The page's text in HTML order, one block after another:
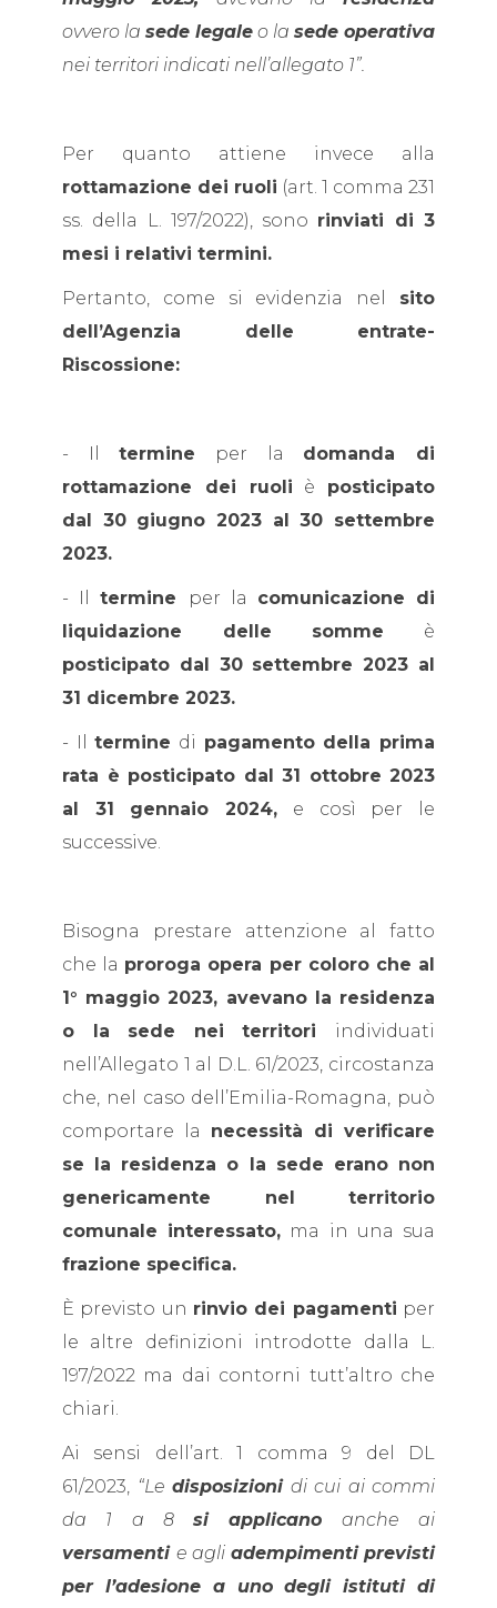
ovvero la sede legale o la sede operativa
nei territori indicati nell’allegato 1”.
Per quanto attiene invece alla
rottamazione dei ruoli (art. 1 comma 231
ss. della L. 197/2022), sono rinviati di 3
mesi i relativi termini.
Pertanto, come si evidenzia nel sito
dell’Agenzia delle entrate-
Riscossione:
- Iltermine per la domanda di
rottamazione dei ruoli è posticipato
dal 30 giugno 2023 al 30 settembre
2023.
- Iltermine per la comunicazione di
liquidazione delle somme è
posticipato dal 30 settembre 2023 al
31 dicembre 2023.
- Iltermine di pagamento della prima
rata è posticipato dal 31 ottobre 2023
al 31 gennaio 2024, e così per le
successive.
Bisogna prestare attenzione al fatto
che la proroga opera per coloro che al
1° maggio 2023, avevano la residenza
o la sede nei territori
individuati
nell’Allegato 1 al D.L. 61/2023, circostanza
che, nel caso dell’Emilia-Romagna, può
comportare la necessità di verificare
se la residenza o la sede erano non
genericamente nel territorio
comunale interessato, ma in una sua
frazione specifica.
È previsto un rinvio dei pagamenti per
le altre definizioni introdotte dalla L.
197/2022 ma dai contorni tutt’altro che
chiari.
Ai sensi dell’art. 1 comma 9 del DL
61/2023, “Le disposizionidi cui ai commi
da 1 a 8si applicano anche ai
versamenti e agli adempimenti previsti
per l’adesione a uno degli istituti di